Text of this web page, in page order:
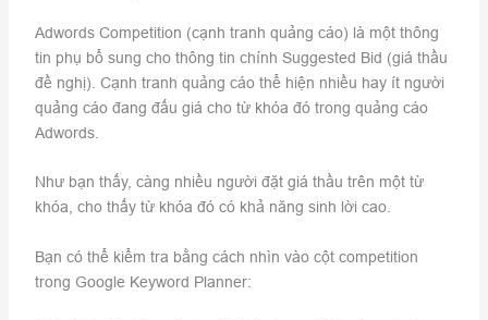
Adwords Competition (cạnh tranh quảng cáo) là một thông
tin phụ bổ sung cho thông tin chính Suggested Bid (giá thầu
đề nghị). Cạnh tranh quảng cáo thể hiện nhiều hay ít người
quảng cáo đang đấu giá cho từ khóa đó trong quảng cáo
Adwords.
Như bạn thấy, càng nhiều người đặt giá thầu trên một từ
khóa, cho thấy từ khóa đó có khả năng sinh lời cao.
Bạn có thể kiểm tra bằng cách nhìn vào cột competition
trong Google Keyword Planner: